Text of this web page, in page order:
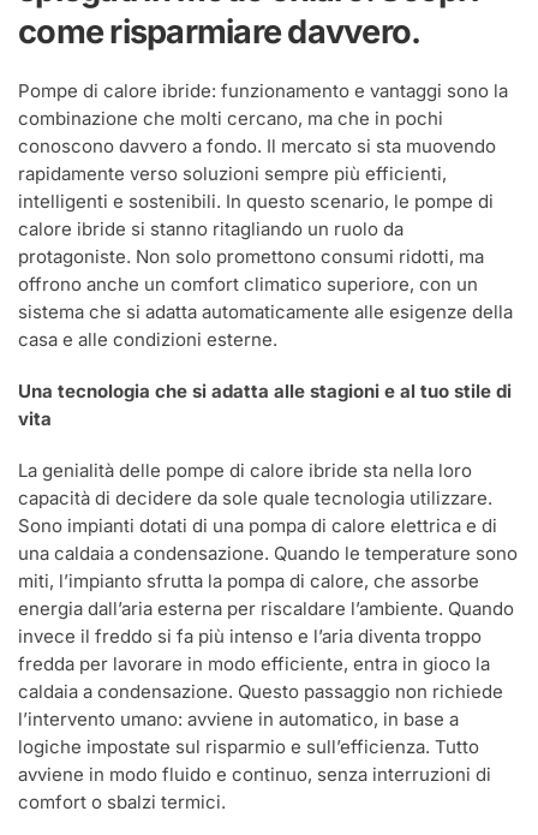
nessuno
ti
mai
come risparmiare davvero.
Pompe di calore ibride: funzionamento e vantaggi sono la
combinazione che molti cercano, ma che in pochi
conoscono davvero a fondo. Il mercato si sta muovendo
rapidamente verso soluzioni sempre più efficienti,
intelligenti e sostenibili. In questo scenario, le pompe di
calore ibride si stanno ritagliando un ruolo da
protagoniste. Non solo promettono consumi ridotti, ma
offrono anche un comfort climatico superiore, con un
sistema che si adatta automaticamente alle esigenze della
casa e alle condizioni esterne.
Una tecnologia che si adatta alle stagioni e al tuo stile di
vita
La genialità delle pompe di calore ibride sta nella loro
capacità di decidere da sole quale tecnologia utilizzare.
Sono impianti dotati di una pompa di calore elettrica e di
una caldaia a condensazione. Quando le temperature sono
miti, l’impianto sfrutta la pompa di calore, che assorbe
energia dall’aria esterna per riscaldare l’ambiente. Quando
invece il freddo si fa più intenso e l’aria diventa troppo
fredda per lavorare in modo efficiente, entra in gioco la
caldaia a condensazione. Questo passaggio non richiede
l’intervento umano: avviene in automatico, in base a
logiche impostate sul risparmio e sull’efficienza. Tutto
avviene in modo fluido e continuo, senza interruzioni di
comfort o sbalzi termici.